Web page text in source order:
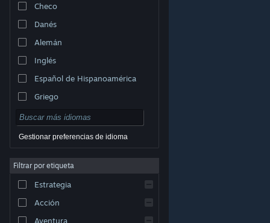
© Valve Corporation. Todos los derechos reservados.
respectivos dueños en EE. UU. y otros países.
Acuerdo de Suscriptor a Steam
Cookies
Checo
Danés
Alemán
Inglés
Español de Hispanoamérica
Griego
Gestionar preferencias de idioma
Filtrar por etiqueta
Estrategia
Acción
Aventura